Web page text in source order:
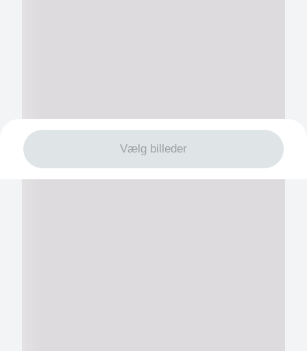
Vælg billeder